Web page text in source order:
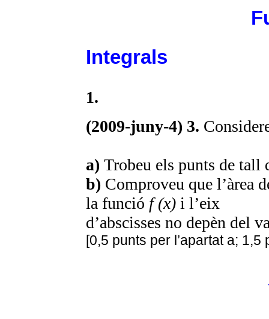
Integrals
1.
(2009-juny-4) 3.
a) Trobeu els punts de
b) Comproveu que l’àrea
la funció f (x) i l’eix
d’abscisses no depèn del
[0,5 punts per l’apartat a; 1,5